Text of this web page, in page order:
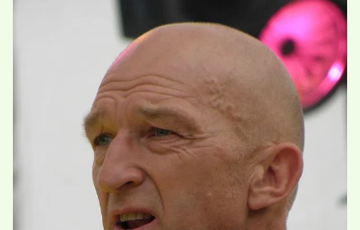
Nieuwsbrief
Over SLAA
Vacatures
Locaties
Personen
Toegankelijkheid